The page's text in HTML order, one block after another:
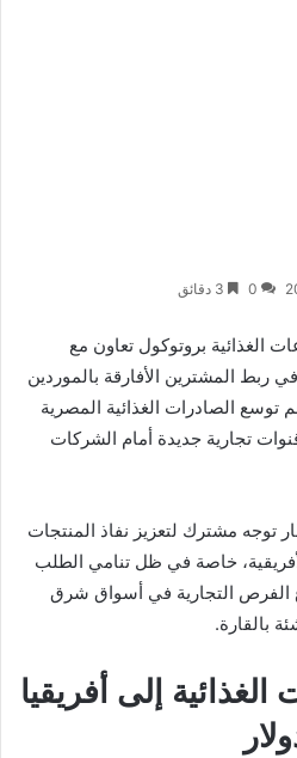
0
الغذائية بروتوكول تعاون مع
ربط المشترين الأفارقة بالموردين
توسع الصادرات الغذائية المصرية
تجارية جديدة أمام الشركات
توجه مشترك لتعزيز نفاذ المنتجات
خاصة في ظل تنامي الطلب
الفرص التجارية في أسواق شرق
بالقارة.
إلى أفريقيا